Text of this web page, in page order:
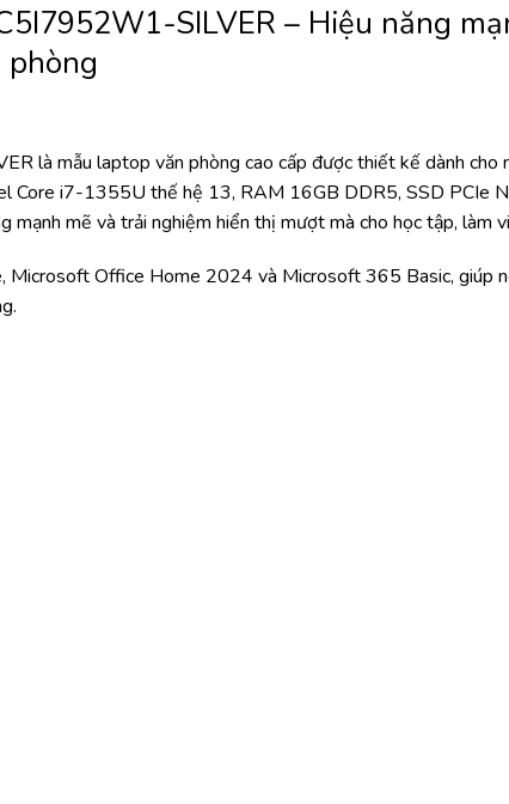
SILVER – Hiệu năng
phòng
mẫu laptop văn phòng cao cấp được thiết kế dành cho
Core i7-1355U thế hệ 13, RAM 16GB DDR5, SSD PCIe
mẽ và trải nghiệm hiển thị mượt mà cho học tập, làm
Office Home 2024 và Microsoft 365 Basic, giúp